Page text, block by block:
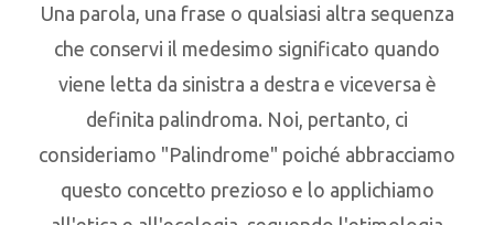
Una parola, una frase o qualsiasi altra sequenza
che conservi il medesimo significato quando
viene letta da sinistra a destra e viceversa è
definita palindroma. Noi, pertanto, ci
consideriamo "Palindrome" poiché abbracciamo
questo concetto prezioso e lo applichiamo